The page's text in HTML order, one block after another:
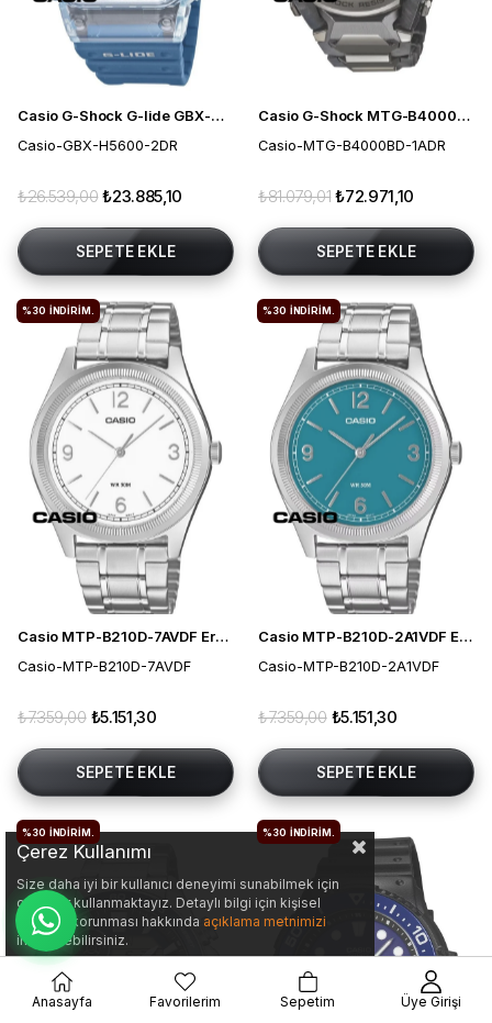
Casio G-Shock G-lide GBX-H5600-2DR Solar Erkek Kol Saati
Casio-GBX-H5600-2DR
₺23.885,10
₺26.539,00
SEPETE EKLE
Casio G-Shock MTG-B4000BD-1ADR Solar Erkek Kol Saati
Casio-MTG-B4000BD-1ADR
₺72.971,10
₺81.079,01
SEPETE EKLE
Casio MTP-B210D-7AVDF Erkek Kol Saati
Casio-MTP-B210D-7AVDF
₺5.151,30
₺7.359,00
SEPETE EKLE
%30 İNDIRIM.
Casio MTP-B210D-2A1VDF Erkek Kol Saati
Casio-MTP-B210D-2A1VDF
₺5.151,30
₺7.359,00
SEPETE EKLE
%30 İNDIRIM.
%30 İNDIRIM. %30 İNDIRIM.
Çerez Kullanımı
Size daha iyi bir kullanıcı deneyimi sunabilmek için
çerezler kullanmaktayız. Detaylı bilgi için kişisel
verilerin korunması hakkında açıklama metnimizi
inceleyebilirsiniz.
Anasayfa Favorilerim Sepetim Üye Girişi